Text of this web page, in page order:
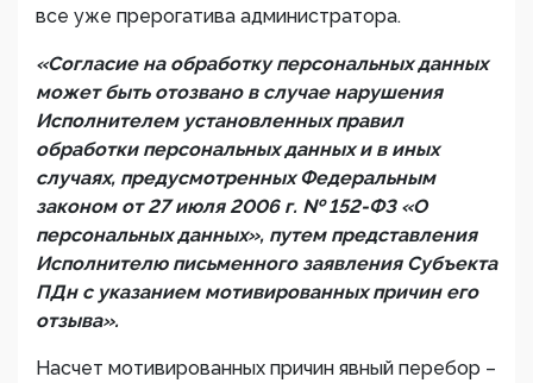
все уже прерогатива администратора.
«Согласие на обработку персональных данных
может быть отозвано в случае нарушения
Исполнителем установленных правил
обработки персональных данных и в иных
случаях, предусмотренных Федеральным
законом от 27 июля 2006 г. № 152-ФЗ «О
персональных данных», путем представления
Исполнителю письменного заявления Субъекта
ПДн с указанием мотивированных причин его
отзыва».
Насчет мотивированных причин явный перебор –